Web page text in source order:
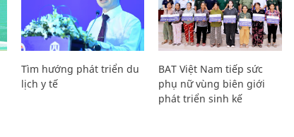
Tìm hướng phát triển du
lịch y tế
BAT Việt Nam tiếp sức
phụ nữ vùng biên giới
phát triển sinh kế